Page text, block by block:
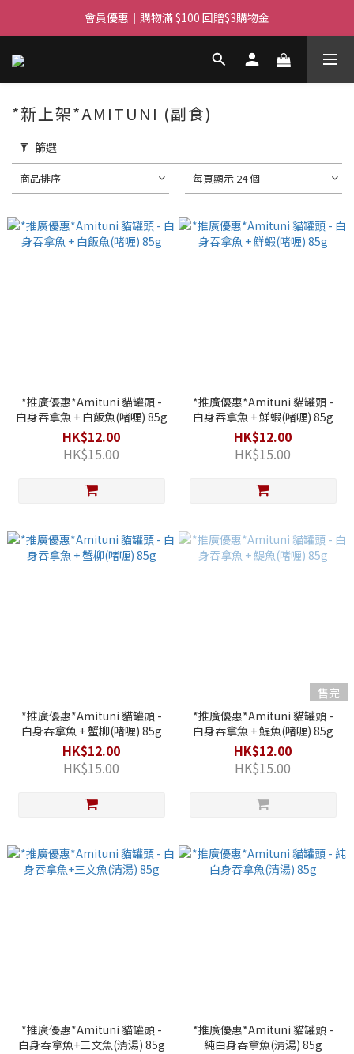
滿$450免費送貨上門 I 滿$350免運 順豐自取
會員優惠｜購物滿 $100 回贈$3購物金
滿$450免費送貨上門 I 滿$350免運 順豐自取
*新上架*AMITUNI (副食)
篩選
商品排序 每頁顯示 24 個
*推廣優惠*Amituni 貓罐頭 -
白身吞拿魚 + 白飯魚(啫喱) 85g
HK$12.00
HK$15.00
*推廣優惠*Amituni 貓罐頭 -
白身吞拿魚 + 鮮蝦(啫喱) 85g
HK$12.00
HK$15.00
*推廣優惠*Amituni 貓罐頭 -
白身吞拿魚 + 蟹柳(啫喱) 85g
HK$12.00
HK$15.00
售完
*推廣優惠*Amituni 貓罐頭 -
白身吞拿魚 + 鯷魚(啫喱) 85g
HK$12.00
HK$15.00
*推廣優惠*Amituni 貓罐頭 -
白身吞拿魚+三文魚(清湯) 85g
*推廣優惠*Amituni 貓罐頭 -
純白身吞拿魚(清湯) 85g